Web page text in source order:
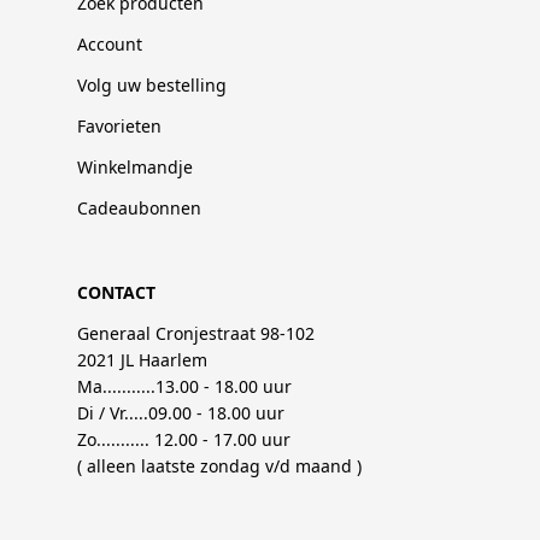
Account
Volg uw bestelling
Favorieten
Winkelmandje
Cadeaubonnen
CONTACT
Generaal Cronjestraat 98-102
2021 JL Haarlem
Ma...........13.00 - 18.00 uur
Di / Vr.....09.00 - 18.00 uur
Zo........... 12.00 - 17.00 uur
( alleen laatste zondag v/d maand )